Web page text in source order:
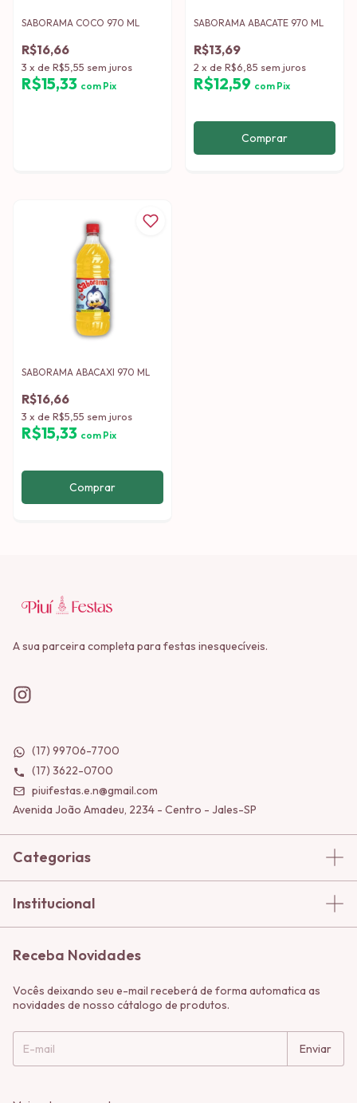
SABORAMA COCO 970 ML
R$16,66
3 x de R$5,55 sem juros
R$15,33 com Pix
SABORAMA ABACATE 970 ML
R$13,69
2 x de R$6,85 sem juros
R$12,59 com Pix
SABORAMA ABACAXI 970 ML
R$16,66
3 x de R$5,55 sem juros
R$15,33 com Pix
A sua parceira completa para festas inesquecíveis.
(17) 99706-7700
(17) 3622-0700
piuifestas.e.n@gmail.com
Avenida João Amadeu, 2234 - Centro - Jales-SP
Categorias
Institucional
Receba Novidades
Vocês deixando seu e-mail receberá de forma automatica as
novidades de nosso cátalogo de produtos.